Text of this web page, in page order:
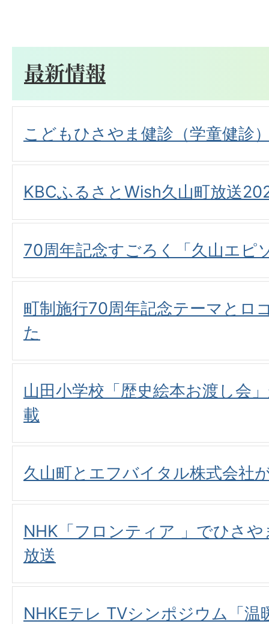
最新情報
こどもひさやま健診（学童健診
KBCふるさとWish久山町放送
70周年記念すごろく「久山エピ
町制施行70周年記念テーマとロ
た
山田小学校「歴史絵本お渡し会
載
久山町とエフバイタル株式会社
NHK「フロンティア 」でひさ
放送
NHKEテレ TVシンポジウム「